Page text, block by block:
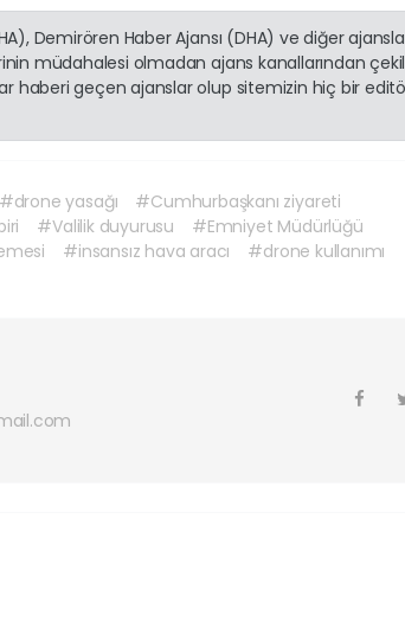
Demirören Haber Ajansı (DHA) ve diğer
müdahalesi olmadan ajans kanallarından
haberi geçen ajanslar olup sitemizin hiç bir
#drone yasağı
#Cumhurbaşkanı ziyareti
#Valilik duyurusu
#Emniyet Müdürlüğü
#insansız hava aracı
#drone kullanımı